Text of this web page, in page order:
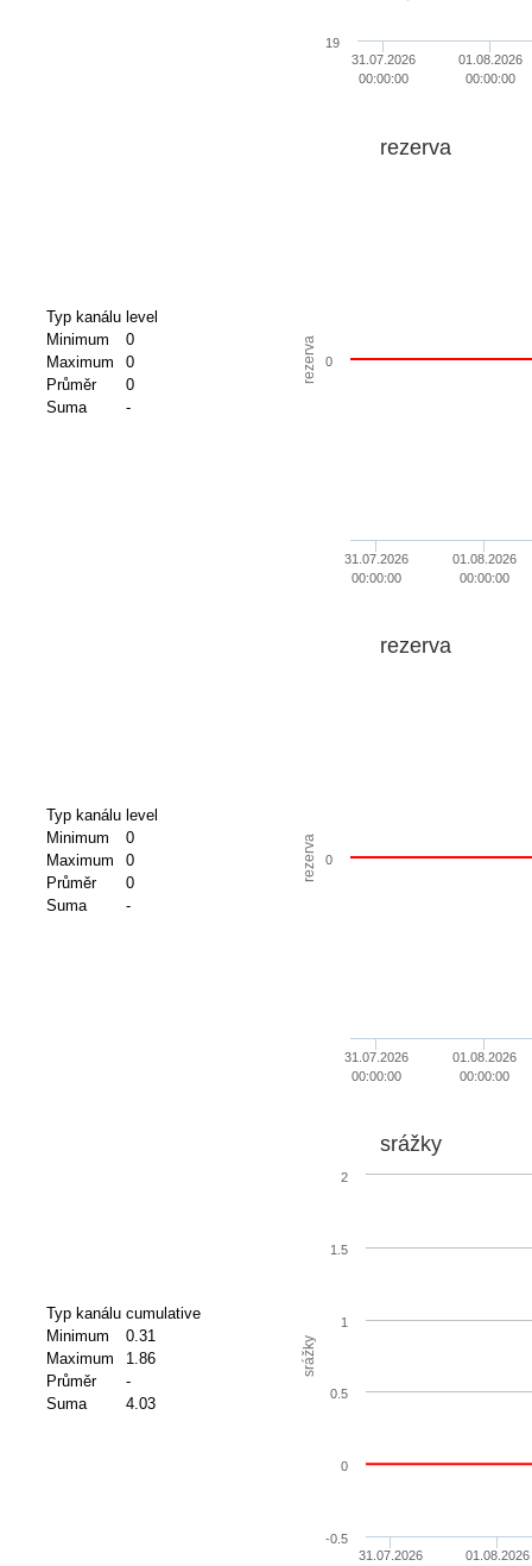
31.07.2026
00:00:00
01.08.2026
00:00:00
19
Typ kanálu level
Minimum
0
Maximum
0
Průměr
0
Suma
-
rezerva
rezerva
31.07.2026
00:00:00
01.08.2026
00:00:00
0
Typ kanálu level
Minimum
0
Maximum
0
Průměr
0
Suma
-
rezerva
rezerva
31.07.2026
00:00:00
01.08.2026
00:00:00
0
Typ kanálu cumulative
Minimum
0.31
Maximum
1.86
Průměr
-
Suma
4.03
srážky
srážky
31.07.2026 01.08.2026
-0.5
0
0.5
1
1.5
2